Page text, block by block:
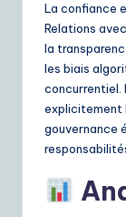
La confiance
Relations
la
les biais
concurrentiel.
explicitement
gouvernance